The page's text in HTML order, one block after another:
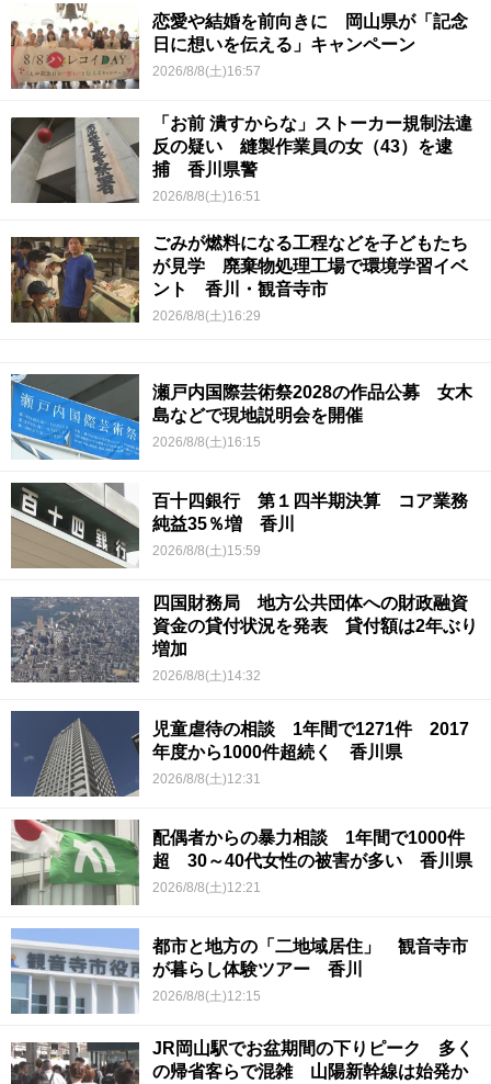
恋愛や結婚を前向きに 岡山県が「記念
日に想いを伝える」キャンペーン
2026/8/8(土)16:57
「お前 潰すからな」ストーカー規制法違
反の疑い 縫製作業員の女（43）を逮
捕 香川県警
2026/8/8(土)16:51
ごみが燃料になる工程などを子どもたち
が見学 廃棄物処理工場で環境学習イベ
ント 香川・観音寺市
2026/8/8(土)16:29
瀬戸内国際芸術祭2028の作品公募 女木
島などで現地説明会を開催
2026/8/8(土)16:15
百十四銀行 第１四半期決算 コア業務
純益35％増 香川
2026/8/8(土)15:59
四国財務局 地方公共団体への財政融資
資金の貸付状況を発表 貸付額は2年ぶり
増加
2026/8/8(土)14:32
児童虐待の相談 1年間で1271件 2017
年度から1000件超続く 香川県
2026/8/8(土)12:31
配偶者からの暴力相談 1年間で1000件
超 30～40代女性の被害が多い 香川県
2026/8/8(土)12:21
都市と地方の「二地域居住」 観音寺市
が暮らし体験ツアー 香川
2026/8/8(土)12:15
JR岡山駅でお盆期間の下りピーク 多く
の帰省客らで混雑 山陽新幹線は始発か